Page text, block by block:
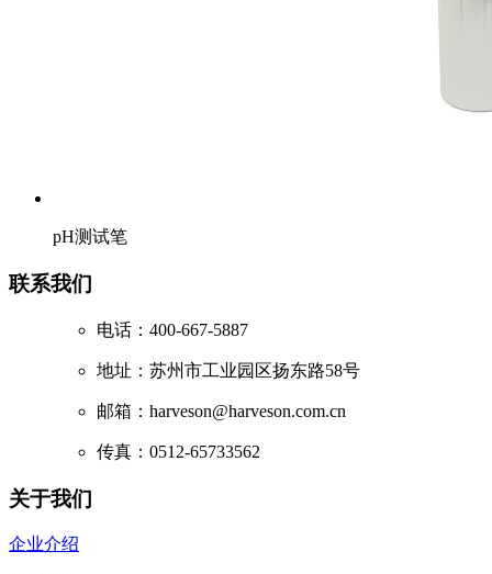
pH测试笔
联系我们
电话：400-667-5887
地址：苏州市工业园区扬东路58号
邮箱：harveson@harveson.com.cn
传真：0512-65733562
关于我们
企业介绍